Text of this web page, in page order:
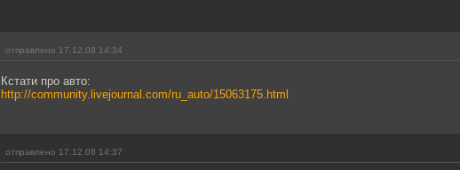
отправлено 17.12.08 14:34
Кстати про авто:
http://community.livejournal.com/ru_auto/15063175.html
отправлено 17.12.08 14:37